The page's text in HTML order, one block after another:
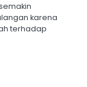
karena
terhadap